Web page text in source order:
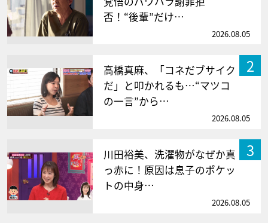
否！“後輩”だけ…
2026.08.05
2
高橋真麻、「コネだブサイク
だ」と叩かれるも…“マツコ
の一言”から…
2026.08.05
3
川田裕美、洗濯物がなぜか真
っ赤に！原因は息子のポケッ
トの中身…
2026.08.05